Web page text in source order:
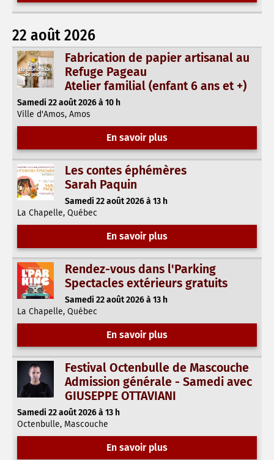
22 août 2026
Fabrication de papier artisanal au
Refuge Pageau
Atelier familial (enfant 6 ans et +)
Samedi 22 août 2026 à 10 h
Ville d'Amos, Amos
En savoir plus
Les contes éphémères
Sarah Paquin
Samedi 22 août 2026 à 13 h
La Chapelle, Québec
En savoir plus
Rendez-vous dans l'Parking
Spectacles extérieurs gratuits
Samedi 22 août 2026 à 13 h
La Chapelle, Québec
En savoir plus
Festival Octenbulle de Mascouche
Admission générale - Samedi avec
GIUSEPPE OTTAVIANI
Samedi 22 août 2026 à 13 h
Octenbulle, Mascouche
En savoir plus